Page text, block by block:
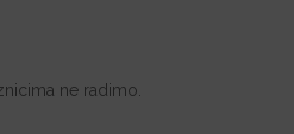
ne radimo.